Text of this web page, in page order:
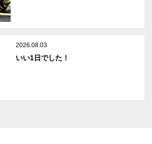
2026.08.03
いい1日でした！